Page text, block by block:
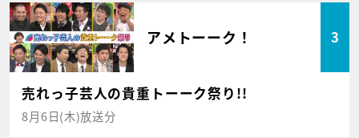
アメトーーク！ 3
売れっ子芸人の貴重トーーク祭り!!
8月6日(木)放送分